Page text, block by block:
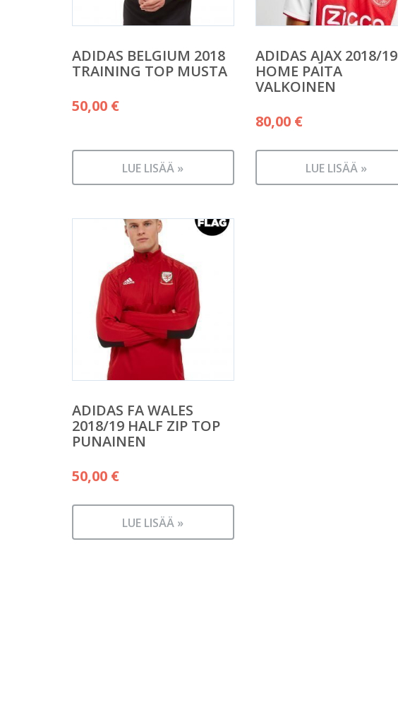
ADIDAS BELGIUM 2018
TRAINING TOP MUSTA
50,00 €
LUE LISÄÄ »
ADIDAS AJAX 2018/19
HOME PAITA
VALKOINEN
80,00 €
LUE LISÄÄ »
ADIDAS FA WALES
2018/19 HALF ZIP TOP
PUNAINEN
50,00 €
LUE LISÄÄ »